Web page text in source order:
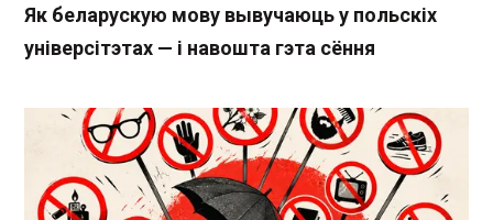
Як беларускую мову вывучаюць у польскіх
універсітэтах — і навошта гэта сёння